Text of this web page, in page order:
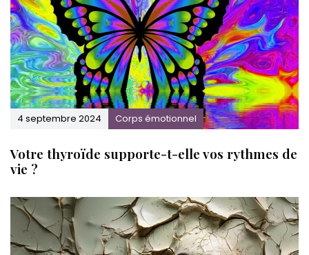
4 septembre 2024 Corps émotionnel
Votre thyroïde supporte-t-elle vos rythmes de
vie ?